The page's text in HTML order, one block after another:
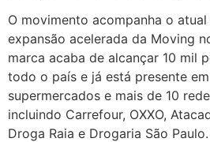
O movimento acompanha o
expansão acelerada da Moving
marca acaba de alcançar 10 mil
todo o país e já está presente
supermercados e mais de 10
incluindo Carrefour, OXXO,
Droga Raia e Drogaria São